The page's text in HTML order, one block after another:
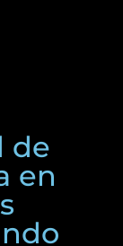
de
en